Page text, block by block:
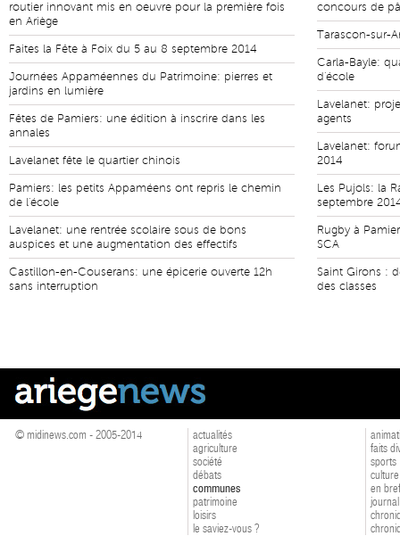
routier innovant mis en oeuvre pour la première fois
en Ariège
Faites la Fête à Foix du 5 au 8 septembre 2014
Journées Appaméennes du Patrimoine: pierres et
jardins en lumière
Fêtes de Pamiers: une édition à inscrire dans les
annales
Lavelanet fête le quartier chinois
Pamiers: les petits Appaméens ont repris le chemin
de l'école
Lavelanet: une rentrée scolaire sous de bons
auspices et une augmentation des effectifs
Castillon-en-Couserans: une épicerie ouverte 12h
sans interruption
concours de
Tarascon-sur-
Carla-Bayle:
d'école
Lavelanet:
agents
Lavelanet:
2014
Les Pujols: la
septembre
Rugby à
SCA
Saint Girons :
des classes
© midinews.com - 2005-2014
actualités
agriculture
société
débats
communes
patrimoine
loisirs
le saviez-vous ?
faits
sports
culture
en bref